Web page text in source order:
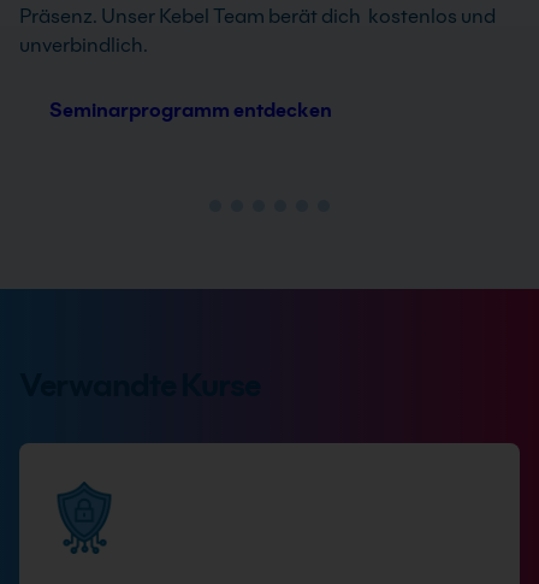
Präsenz. Unser Kebel Team berät dich kostenlos und
unverbindlich.
Seminarprogramm entdecken